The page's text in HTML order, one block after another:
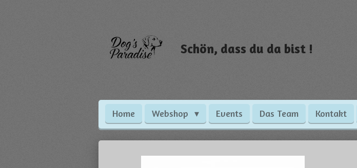
Schön, dass du da bist !
Home Webshop Events Das Team Kontakt